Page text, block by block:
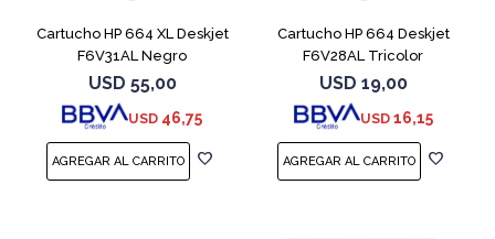
Cartucho HP 664 XL Deskjet
F6V31AL Negro
USD 55,00
USD 46,75
Cartucho HP 664 Deskjet
F6V28AL Tricolor
USD 19,00
USD 16,15